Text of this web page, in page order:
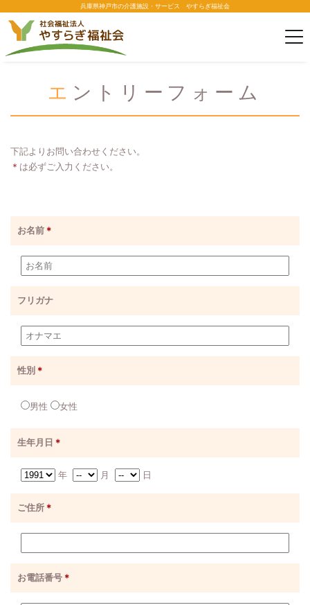
兵庫県神戸市の介護施設・サービス やすらぎ福祉会
エントリーフォーム
下記よりお問い合わせください。
＊ は必ずご入力ください。
お名前 ＊
フリガナ
性別 ＊
男性 女性
生年月日 ＊
年 月 日
ご住所 ＊
お電話番号 ＊